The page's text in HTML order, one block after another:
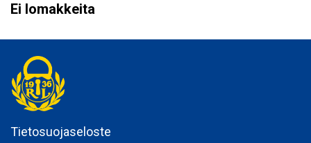
Ei lomakkeita
Tietosuojaseloste